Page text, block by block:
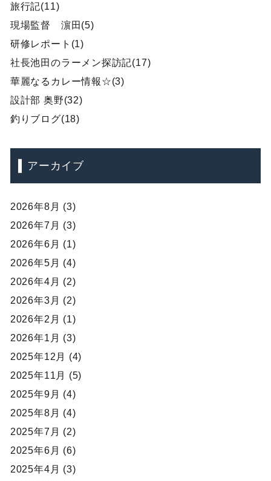
旅行記(11)
現場監督 濵田(5)
研修レポート(1)
社長池田のラーメン探訪記(17)
華麗なるカレー情報☆(3)
設計部 奥野(32)
釣りブログ(18)
アーカイブ
2026年8月 (3)
2026年7月 (3)
2026年6月 (1)
2026年5月 (4)
2026年4月 (2)
2026年3月 (2)
2026年2月 (1)
2026年1月 (3)
2025年12月 (4)
2025年11月 (5)
2025年9月 (4)
2025年8月 (4)
2025年7月 (2)
2025年6月 (6)
2025年4月 (3)